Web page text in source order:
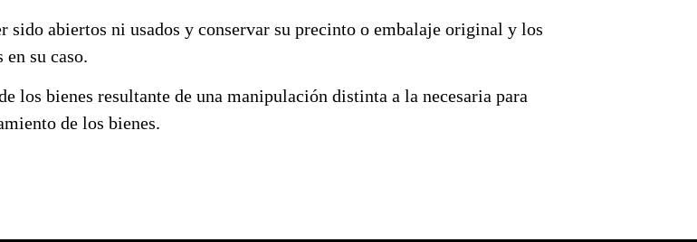
sido abiertos ni usados y conservar su precinto o embalaje original y los
su caso.
los bienes resultante de una manipulación distinta a la necesaria para
de los bienes.